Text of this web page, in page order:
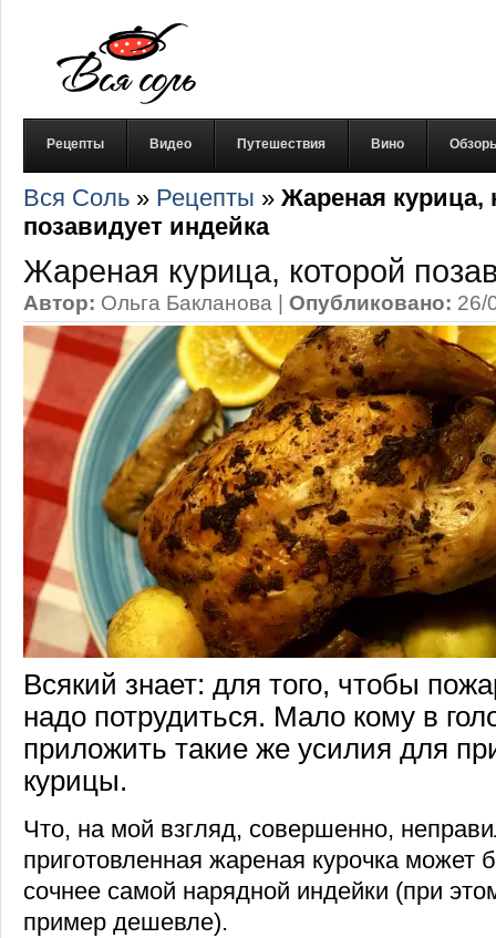
Рецепты Видео Путешествия Вино
Вся Соль » Рецепты » Жареная курица,
позавидует индейка
Жареная курица, которой
Автор: Ольга Бакланова | Опубликовано: 26/
Всякий знает: для того, чтобы
надо потрудиться. Мало кому в
приложить такие же усилия для
курицы.
Что, на мой взгляд, совершенно,
приготовленная жареная курочка может
сочнее самой нарядной индейки (при
пример дешевле).